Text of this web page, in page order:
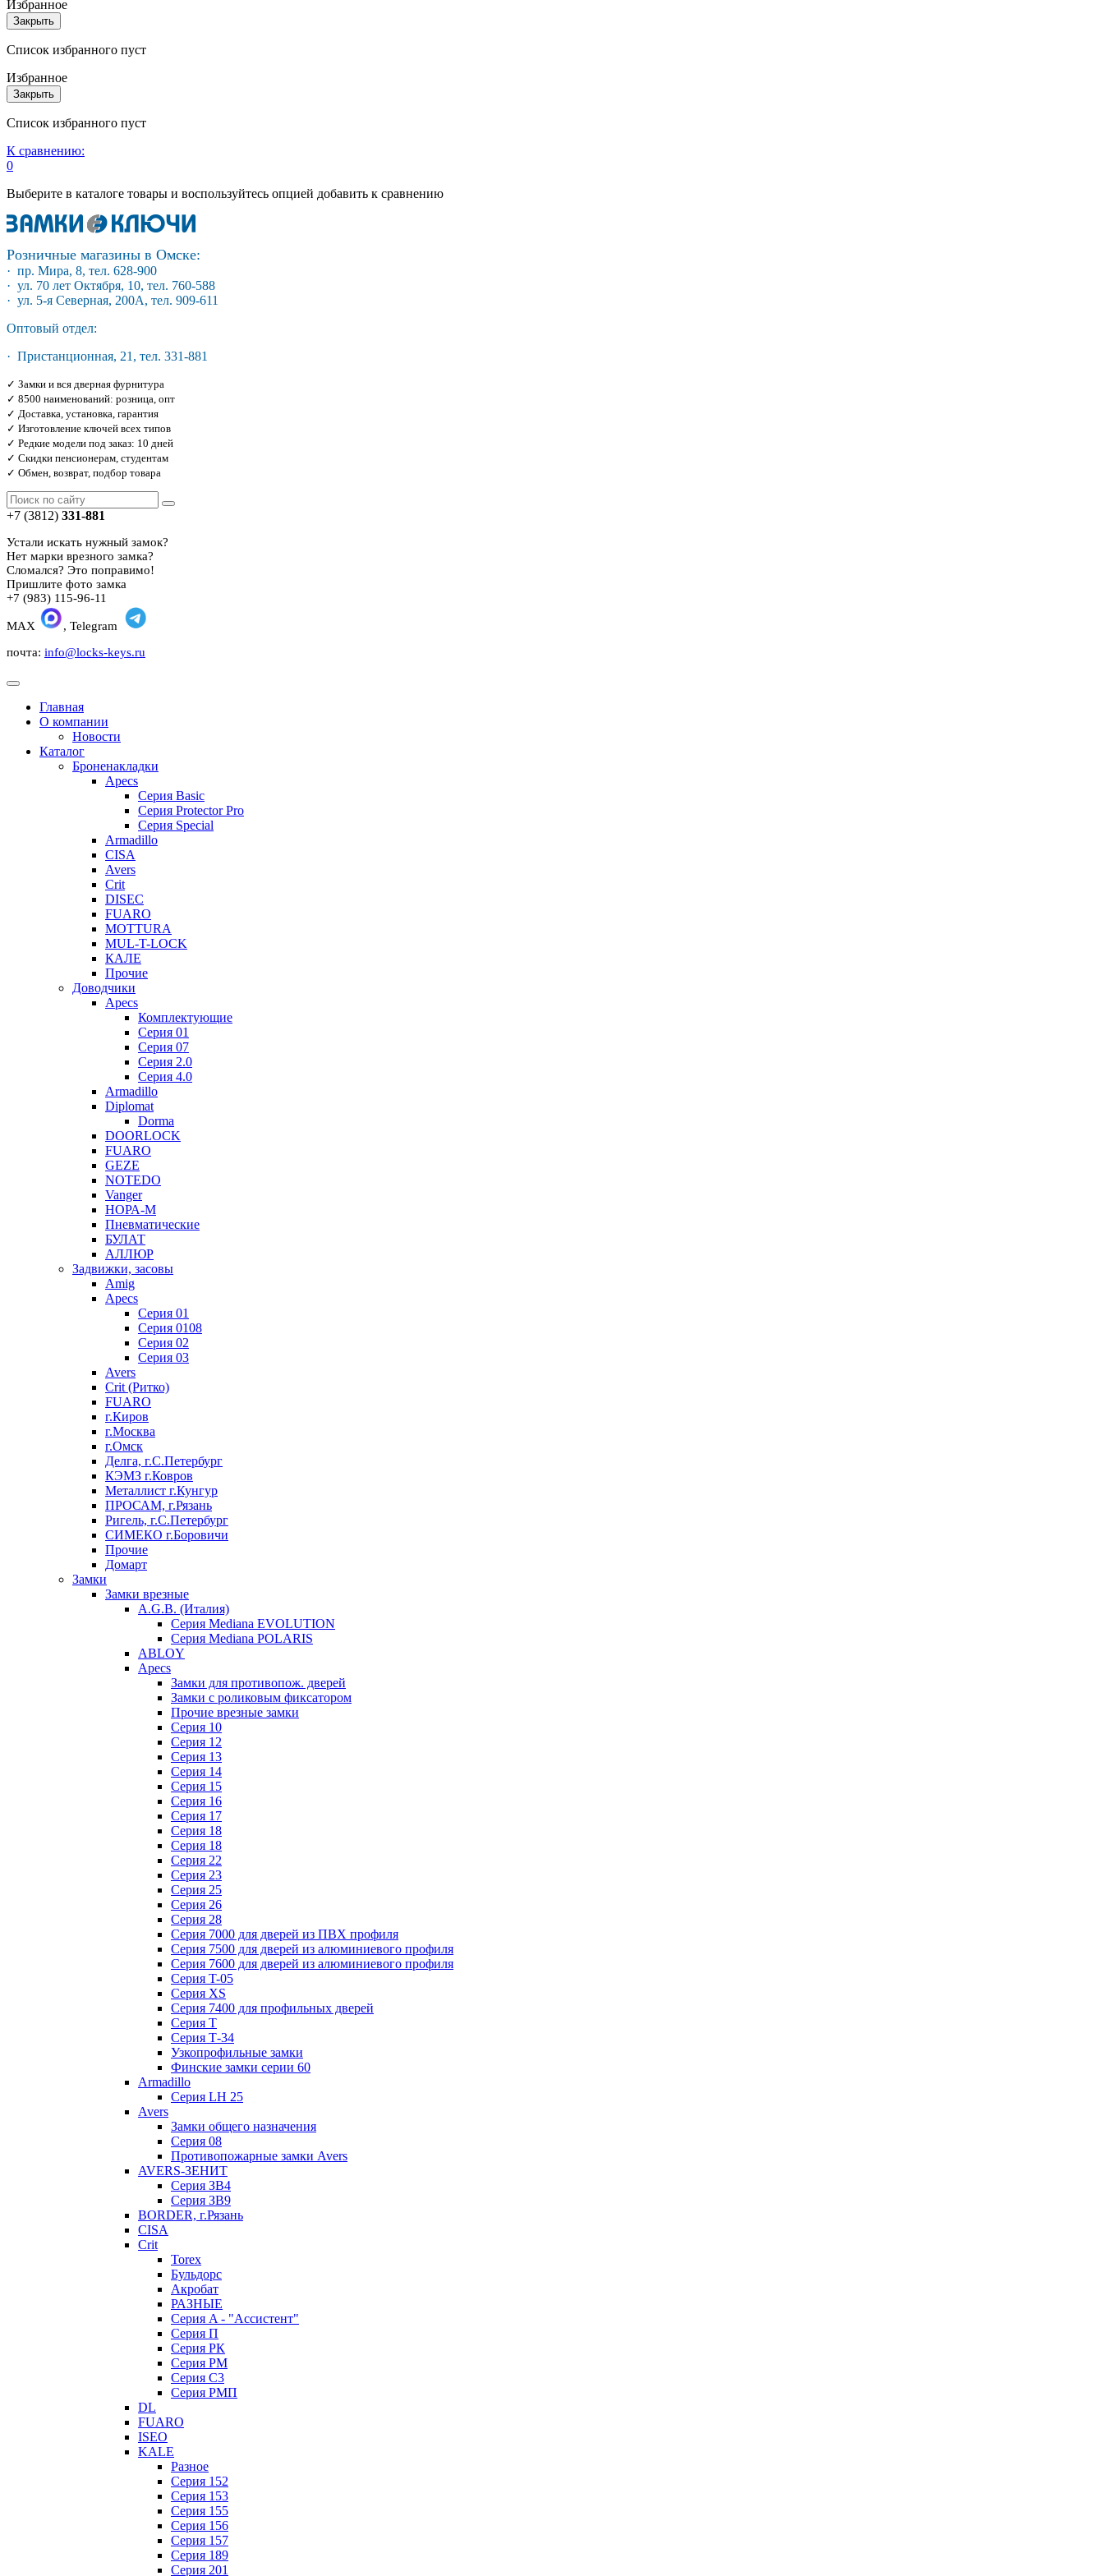
Избранное
Закрыть
Список избранного пуст
Избранное
Закрыть
Список избранного пуст
К сравнению:
0
Выберите в каталоге товары и воспользуйтесь опцией добавить к сравнению
Розничные магазины в Омске:
· пр. Мира, 8, тел. 628-900
· ул. 70 лет Октября, 10, тел. 760-588
· ул. 5-я Северная, 200А, тел. 909-611
Оптовый отдел:
· Пристанционная, 21, тел. 331-881
✓ Замки и вся дверная фурнитура
✓ 8500 наименований: розница, опт
✓ Доставка, установка, гарантия
✓ Изготовление ключей всех типов
✓ Редкие модели под заказ: 10 дней
✓ Скидки пенсионерам, студентам
✓ Обмен, возврат, подбор товара
+7 (3812) 331-881
Устали искать нужный замок?
Нет марки врезного замка?
Сломался? Это поправимо!
Пришлите фото замка
+7 (983) 115-96-11
MAX
, Telegram
почта: info@locks-keys.ru
Главная
О компании
Новости
Каталог
Броненакладки
Apecs
Серия Basic
Серия Protector Pro
Серия Special
Armadillo
CISA
Avers
Crit
DISEC
FUARO
MOTTURA
MUL-T-LOCK
КАЛЕ
Прочие
Доводчики
Apecs
Комплектующие
Серия 01
Серия 07
Серия 2.0
Серия 4.0
Armadillo
Diplomat
Dorma
DOORLOCK
FUARO
GEZE
NOTEDO
Vanger
НОРА-М
Пневматические
БУЛАТ
АЛЛЮР
Задвижки, засовы
Amig
Apecs
Серия 01
Серия 0108
Серия 02
Серия 03
Avers
Crit (Ритко)
FUARO
г.Киров
г.Москва
г.Омск
Делга, г.С.Петербург
КЭМЗ г.Ковров
Металлист г.Кунгур
ПРОСАМ, г.Рязань
Ригель, г.С.Петербург
СИМЕКО г.Боровичи
Прочие
Домарт
Замки
Замки врезные
A.G.B. (Италия)
Серия Mediana EVOLUTION
Серия Mediana POLARIS
ABLOY
Apecs
Замки для противопож. дверей
Замки с роликовым фиксатором
Прочие врезные замки
Серия 10
Серия 12
Серия 13
Серия 14
Серия 15
Серия 16
Серия 17
Серия 18
Серия 18
Серия 22
Серия 23
Серия 25
Серия 26
Серия 28
Серия 7000 для дверей из ПВХ профиля
Серия 7500 для дверей из алюминиевого профиля
Серия 7600 для дверей из алюминиевого профиля
Серия T-05
Серия XS
Серия 7400 для профильных дверей
Серия Т
Серия Т-34
Узкопрофильные замки
Финские замки серии 60
Armadillo
Серия LH 25
Avers
Замки общего назначения
Серия 08
Противопожарные замки Avers
AVERS-ЗЕНИТ
Серия ЗВ4
Серия ЗВ9
BORDER, г.Рязань
CISA
Crit
Torex
Бульдорс
Акробат
РАЗНЫЕ
Серия A - "Ассистент"
Серия П
Серия РК
Серия РМ
Серия С3
Серия РМП
DL
FUARO
ISEO
KALE
Разное
Серия 152
Серия 153
Серия 155
Серия 156
Серия 157
Серия 189
Серия 201